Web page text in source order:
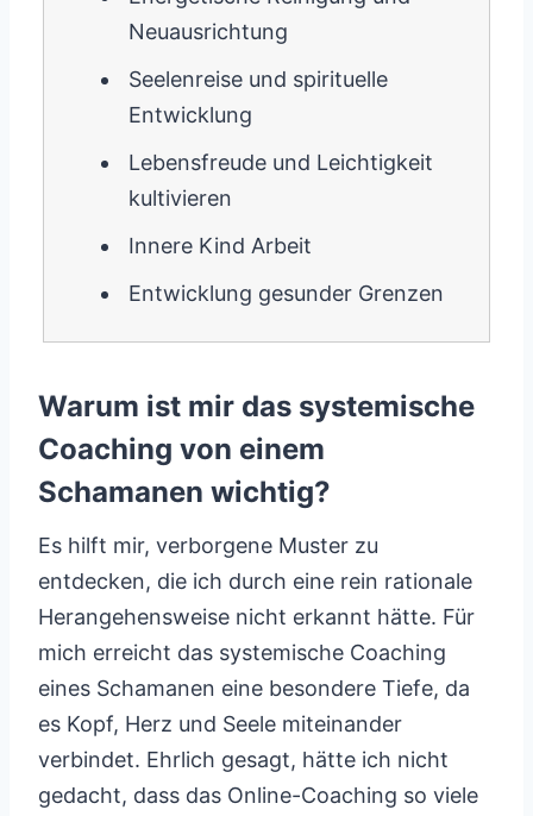
Neuausrichtung
Seelenreise und spirituelle
Entwicklung
Lebensfreude und Leichtigkeit
kultivieren
Innere Kind Arbeit
Entwicklung gesunder Grenzen
Warum ist mir das systemische
Coaching von einem
Schamanen wichtig?
Es hilft mir, verborgene Muster zu
entdecken, die ich durch eine rein rationale
Herangehensweise nicht erkannt hätte. Für
mich erreicht das systemische Coaching
eines Schamanen eine besondere Tiefe, da
es Kopf, Herz und Seele miteinander
verbindet. Ehrlich gesagt, hätte ich nicht
gedacht, dass das Online-Coaching so viele